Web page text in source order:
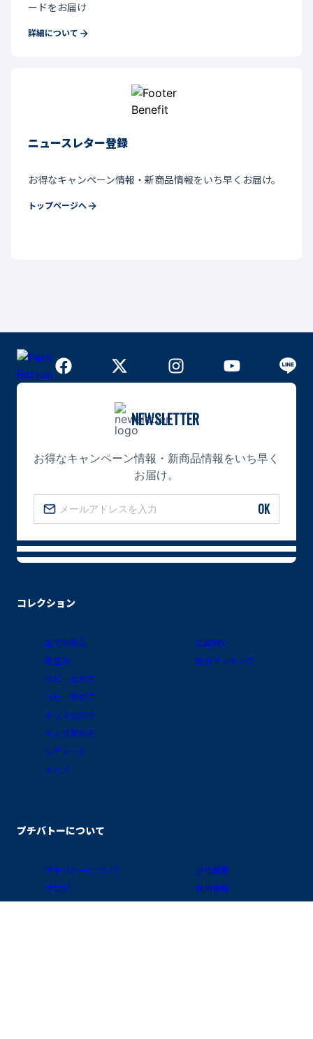
ードをお届け
詳細について
ニュースレター登録
お得なキャンペーン情報・新商品情報をいち早くお届け。
トップページへ
コレクション
全ての商品
新生児
ベビー女の子
ベビー男の子
キッズ女の子
キッズ男の子
レディース
メンズ
出産祝い
総合ランキング
プチバトーについて
プチバトーについて
ブログ
会社概要
採用情報
NEWSLETTER
お得なキャンペーン情報・新商品情報をいち早く
お届け。
OK